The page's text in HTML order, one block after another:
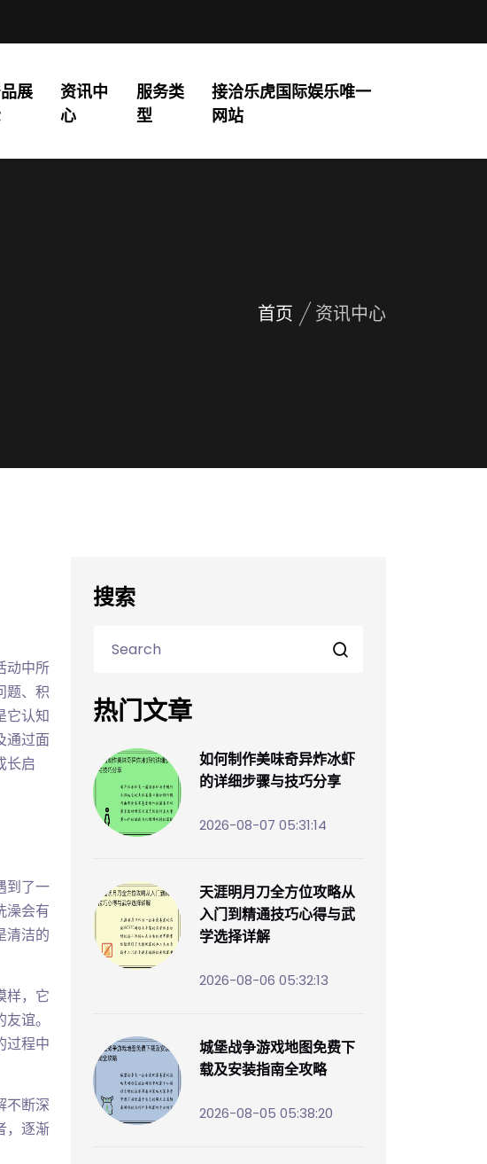
展
资讯中
心
服务类
型
接洽乐虎国际娱乐唯一
网站
首页 资讯中心
动中所
题、积
它认知
通过面
长启
到了一
澡会有
清洁的
样，它
谊。
过程中
不断深
，逐渐
搜索
热门文章
如何制作美味奇异炸冰虾
的详细步骤与技巧分享
2026-08-07 05:31:14
天涯明月刀全方位攻略从
入门到精通技巧心得与武
学选择详解
2026-08-06 05:32:13
城堡战争游戏地图免费下
载及安装指南全攻略
2026-08-05 05:38:20